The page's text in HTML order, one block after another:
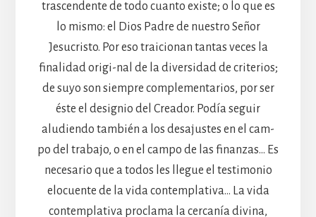
trascendente de todo cuanto existe; o lo que es
lo mismo: el Dios Padre de nuestro Señor
Jesucristo. Por eso traicionan tantas veces la
finalidad origi-nal de la diversidad de criterios;
de suyo son siempre complementarios, por ser
éste el designio del Creador. Podía seguir
aludiendo también a los desajustes en el cam-
po del trabajo, o en el campo de las finanzas… Es
necesario que a todos les llegue el testimonio
elocuente de la vida contemplativa… La vida
contemplativa proclama la cercanía divina,